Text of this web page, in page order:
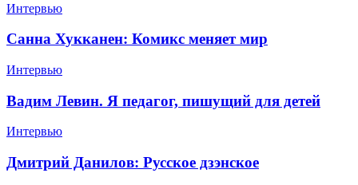
Интервью
​Санна Хукканен: Комикс меняет мир
Интервью
​Вадим Левин. Я педагог, пишущий для детей
Интервью
​Дмитрий Данилов: Русское дзэнское